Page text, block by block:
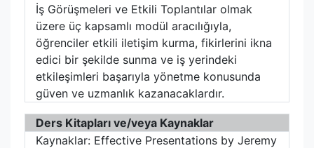
İş Görüşmeleri ve Etkili Toplantılar olmak
üzere üç kapsamlı modül aracılığıyla,
öğrenciler etkili iletişim kurma, fikirlerini ikna
edici bir şekilde sunma ve iş yerindeki
etkileşimleri başarıyla yönetme konusunda
güven ve uzmanlık kazanacaklardır.
Ders Kitapları ve/veya Kaynaklar
Kaynaklar: Effective Presentations by Jeremy